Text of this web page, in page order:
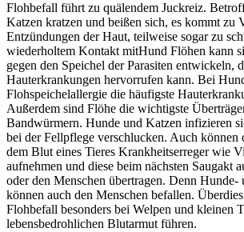
Flohbefall führt zu quälendem Juckreiz.
Katzen kratzen und beißen sich, es kommt zu
Entzündungen der Haut, teilweise sogar zu
wiederholtem Kontakt mitHund Flöhen kann
gegen den Speichel der Parasiten entwickeln,
Hauterkrankungen hervorrufen kann. Bei
Flohspeichelallergie die häufigste
Außerdem sind Flöhe die wichtigste
Bandwürmern. Hunde und Katzen infizieren
bei der Fellpflege verschlucken. Auch können
dem Blut eines Tieres Krankheitserreger wie
aufnehmen und diese beim nächsten Saugakt
oder den Menschen übertragen. Denn Hunde-
können auch den Menschen befallen.
Flohbefall besonders bei Welpen und kleinen
lebensbedrohlichen Blutarmut führen.